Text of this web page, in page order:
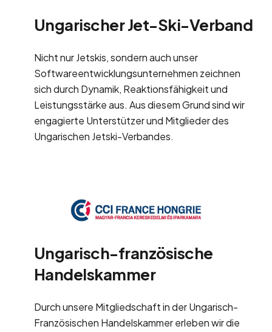
Ungarischer Jet-Ski-Verband
Nicht nur Jetskis, sondern auch unser
Softwareentwicklungsunternehmen zeichnen
sich durch Dynamik, Reaktionsfähigkeit und
Leistungsstärke aus. Aus diesem Grund sind wir
engagierte Unterstützer und Mitglieder des
Ungarischen Jetski-Verbandes.
Ungarisch-französische
Handelskammer
Durch unsere Mitgliedschaft in der Ungarisch-
Französischen Handelskammer erleben wir die